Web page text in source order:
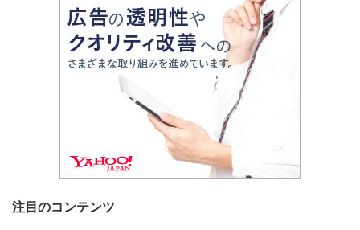
注目のコンテンツ